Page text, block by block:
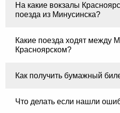
На какие вокзалы
поезда из Минусинска?
Какие поезда ходят между
Красноярском?
Как получить бумажный
Что делать если нашли